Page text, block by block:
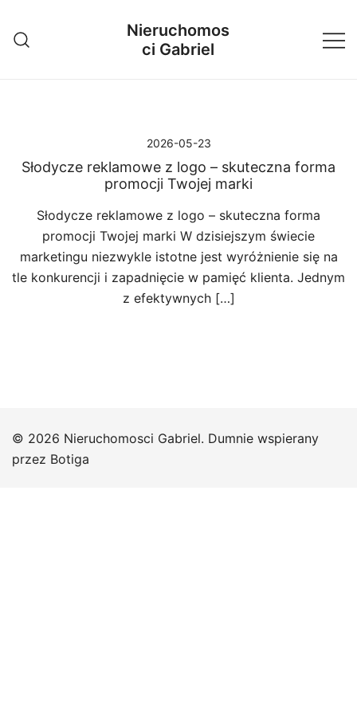
treści
Nieruchomos
ci Gabriel
2026-05-23
Słodycze reklamowe z logo – skuteczna forma
promocji Twojej marki
Słodycze reklamowe z logo – skuteczna forma
promocji Twojej marki W dzisiejszym świecie
marketingu niezwykle istotne jest wyróżnienie się na
tle konkurencji i zapadnięcie w pamięć klienta. Jednym
z efektywnych […]
© 2026 Nieruchomosci Gabriel. Dumnie wspierany
przez Botiga